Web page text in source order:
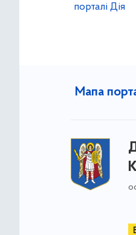
порталі Дія
Мапа